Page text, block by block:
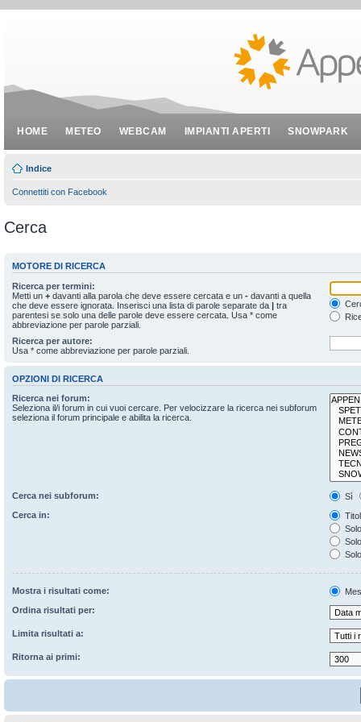
HOME METEO WEBCAM IMPIANTI APERTI SNOWPARK
Indice
Connettiti con Facebook
Cerca
MOTORE DI RICERCA
Ricerca per termini:
Metti un + davanti alla parola che deve essere cercata e un - davanti a quella
che deve essere ignorata. Inserisci una lista di parole separate da | tra
parentesi se solo una delle parole deve essere cercata. Usa * come
abbreviazione per parole parziali.
Ricerca per autore:
Usa * come abbreviazione per parole parziali.
OPZIONI DI RICERCA
Ricerca nei forum:
Seleziona il/i forum in cui vuoi cercare. Per velocizzare la ricerca nei subforum
seleziona il forum principale e abilita la ricerca.
Cerca nei subforum:
Sì
Cerca in:
Mostra i risultati come:
Ordina risultati per:
Limita risultati a:
Ritorna ai primi: